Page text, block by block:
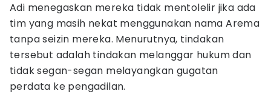
Adi menegaskan mereka tidak mentolelir jika ada
tim yang masih nekat menggunakan nama Arema
tanpa seizin mereka. Menurutnya, tindakan
tersebut adalah tindakan melanggar hukum dan
tidak segan-segan melayangkan gugatan
perdata ke pengadilan.